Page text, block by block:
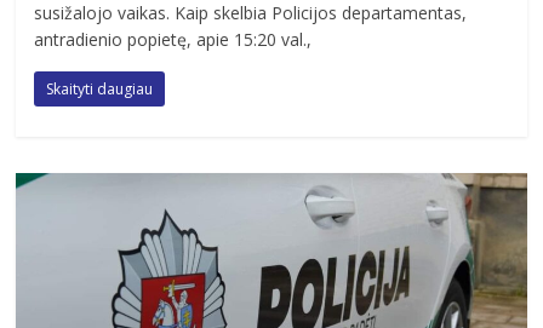
susižalojo vaikas. Kaip skelbia Policijos departamentas,
antradienio popietę, apie 15:20 val.,
Skaityti daugiau